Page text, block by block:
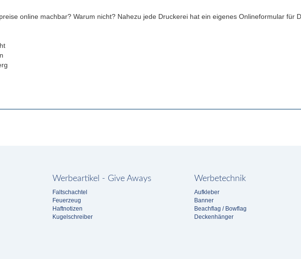
online machbar? Warum nicht? Nahezu jede Druckerei hat ein eigenes Onlineformular für
Werbeartikel - Give Aways
Faltschachtel
Feuerzeug
Haftnotizen
Kugelschreiber
Werbetechnik
Aufkleber
Banner
Beachflag / Bowflag
Deckenhänger